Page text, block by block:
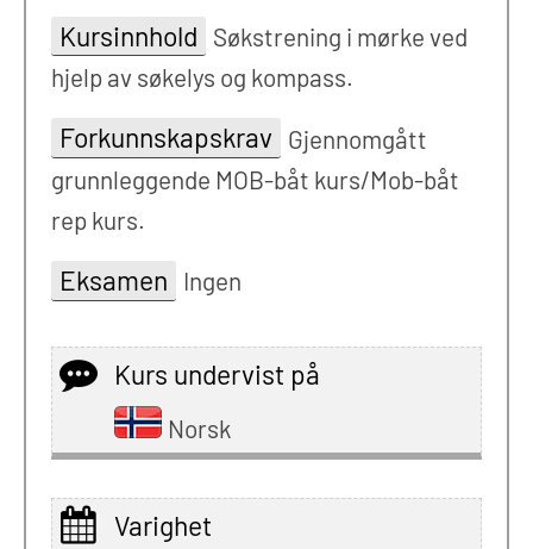
Kursinnhold Søkstrening i mørke ved
hjelp av søkelys og kompass.
Forkunnskapskrav Gjennomgått
grunnleggende MOB-båt kurs/Mob-båt
rep kurs.
Eksamen Ingen
Kurs undervist på
Norsk
Varighet